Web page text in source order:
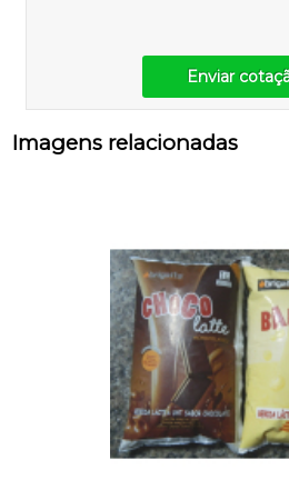
Enviar
Imagens relacionadas